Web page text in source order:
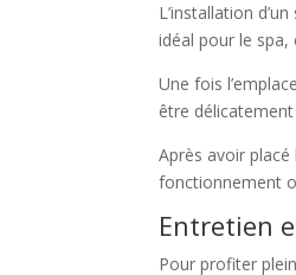
L’installation
idéal pour le spa,
Une fois
être
Après avoir
fonctionnement
Entretien
Pour profiter